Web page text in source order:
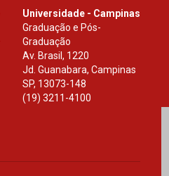
Universidade - Campinas
Graduação e Pós-
Graduação
Av. Brasil, 1220
Jd. Guanabara, Campinas
SP, 13073-148
(19) 3211-4100